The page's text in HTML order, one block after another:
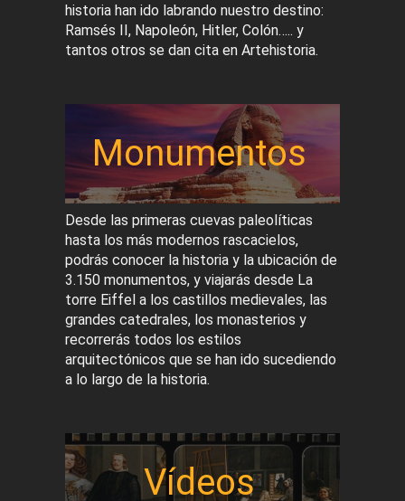
historia han ido labrando nuestro destino:
Ramsés II, Napoleón, Hitler, Colón….. y
tantos otros se dan cita en Artehistoria.
Monumentos
Desde las primeras cuevas paleolíticas
hasta los más modernos rascacielos,
podrás conocer la historia y la ubicación de
3.150 monumentos, y viajarás desde La
torre Eiffel a los castillos medievales, las
grandes catedrales, los monasterios y
recorrerás todos los estilos
arquitectónicos que se han ido sucediendo
a lo largo de la historia.
Vídeos